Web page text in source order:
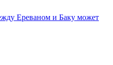
Ереваном и Баку может